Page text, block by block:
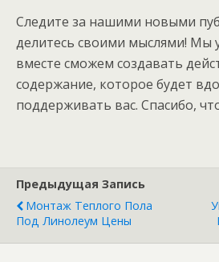
Следите за нашими новыми
делитесь своими мыслями! Мы
вместе сможем создавать
содержание, которое будет
поддерживать вас. Спасибо,
Предыдущая Запись
Монтаж Теплого Пола
Под Линолеум Цены